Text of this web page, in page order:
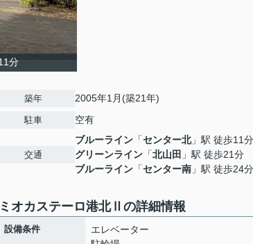
分
築年 2005年1月(築21年)
駐車 空有
交通
ブルーライン 「センター北」駅 徒歩11分
グリーンライン 「北山田 」駅 徒歩21分
ブルーライン 「センター南 」駅 徒歩24分
ミオカステーロ港北Ⅱの詳細情報
設備条件
エレベーター